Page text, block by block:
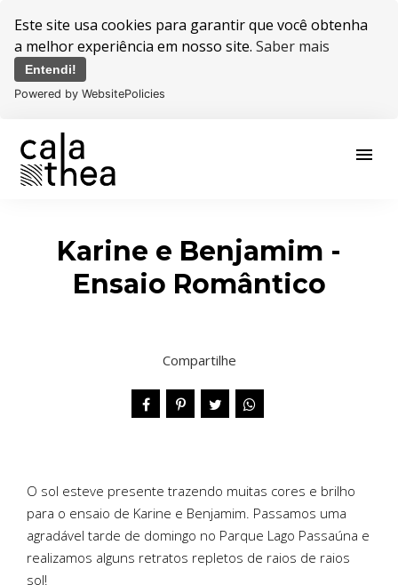
Este site usa cookies para garantir que você obtenha
a melhor experiência em nosso site. Saber mais
Entendi!
Powered by WebsitePolicies
menu
Karine e Benjamim -
Ensaio Romântico
Compartilhe
O sol esteve presente trazendo muitas cores e brilho
para o ensaio de Karine e Benjamim. Passamos uma
agradável tarde de domingo no Parque Lago Passaúna e
realizamos alguns retratos repletos de raios de raios
sol!